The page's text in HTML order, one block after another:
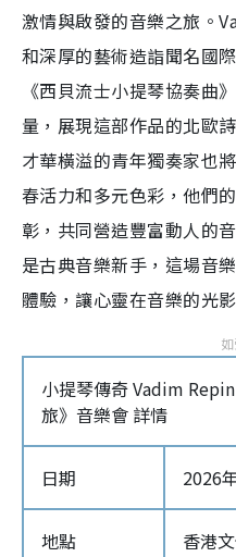
激情與啟發的音樂之旅。
和深厚的藝術造詣聞名國
《西貝流士小提琴協奏曲
量，展現這部作品的北歐
才華橫溢的青年獨奏家也
春活力和多元色彩，他們
彰，共同營造豐富動人的
是古典音樂新手，這場音
體驗，讓心靈在音樂的光
小提琴傳奇 Vadim
旅》音樂會 詳情
日期 2026
地點 香港